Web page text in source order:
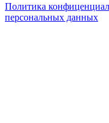
Политика
персональных данных